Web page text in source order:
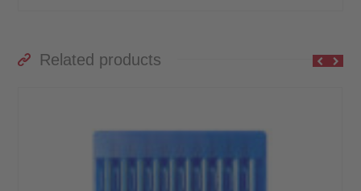
Related products